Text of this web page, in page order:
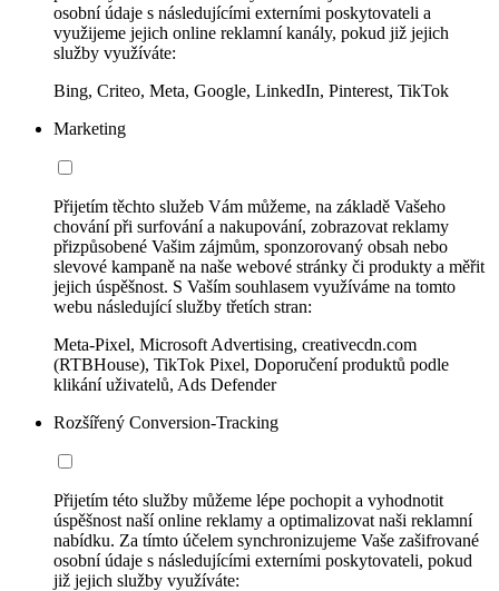
osobní údaje s následujícími externími poskytovateli a
využijeme jejich online reklamní kanály, pokud již jejich
služby využíváte:
Bing, Criteo, Meta, Google, LinkedIn, Pinterest, TikTok
Marketing
Přijetím těchto služeb Vám můžeme, na základě Vašeho
chování při surfování a nakupování, zobrazovat reklamy
přizpůsobené Vašim zájmům, sponzorovaný obsah nebo
slevové kampaně na naše webové stránky či produkty a měřit
jejich úspěšnost. S Vaším souhlasem využíváme na tomto
webu následující služby třetích stran:
Meta-Pixel, Microsoft Advertising, creativecdn.com
(RTBHouse), TikTok Pixel, Doporučení produktů podle
klikání uživatelů, Ads Defender
Rozšířený Conversion-Tracking
Přijetím této služby můžeme lépe pochopit a vyhodnotit
úspěšnost naší online reklamy a optimalizovat naši reklamní
nabídku. Za tímto účelem synchronizujeme Vaše zašifrované
osobní údaje s následujícími externími poskytovateli, pokud
již jejich služby využíváte: